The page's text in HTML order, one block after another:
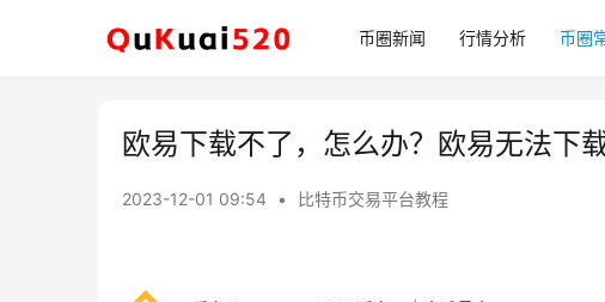
币圈新闻 行情分析 币圈
欧易下载不了，怎么办？欧易无法下
2023-12-01 09:54 • 比特币交易平台教程